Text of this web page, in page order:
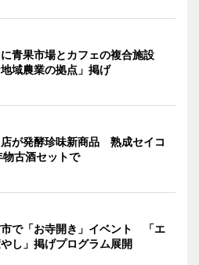
青果市場とカフェの複合施設
地域農業の拠点」掲げ
が発酵珍味新商品 熟成セイコ
古酒セットで
で「お寺開き」イベント 「エ
し」掲げプログラム展開